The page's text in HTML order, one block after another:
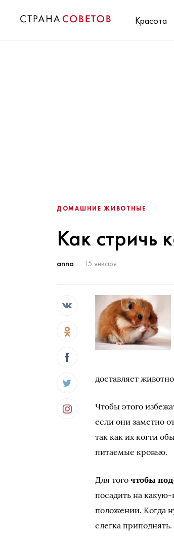
Красота
ДОМАШНИЕ ЖИВОТНЫЕ
Как стричь
anna 15 января
доставляет
Чтобы этого
если они заметно
так как их когти
питаемые кровью.
Для тогочтобы
посадить на
положении. Когда
слегка приподнять.